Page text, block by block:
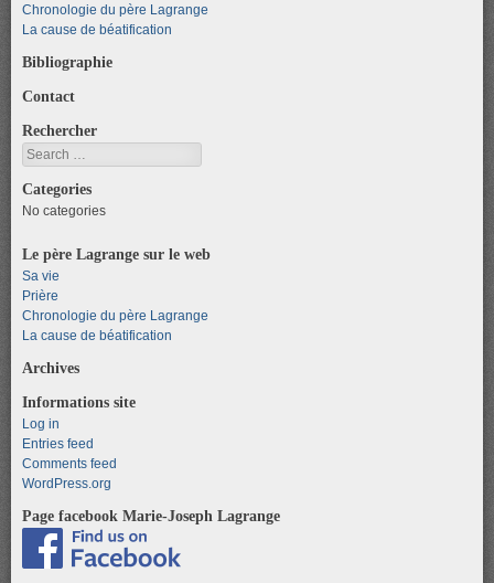
Chronologie du père Lagrange
La cause de béatification
Bibliographie
Contact
Rechercher
Search
Categories
No categories
Le père Lagrange sur le web
Sa vie
Prière
Chronologie du père Lagrange
La cause de béatification
Archives
Informations site
Log in
Entries feed
Comments feed
WordPress.org
Page facebook Marie-Joseph Lagrange